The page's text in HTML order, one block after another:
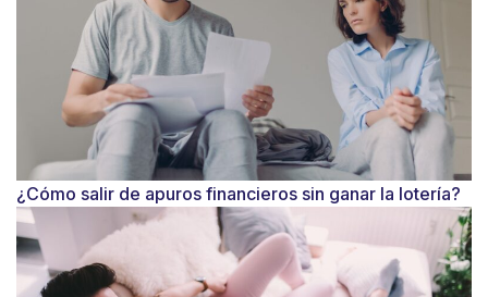
¿Cómo salir de apuros financieros sin ganar la lotería?